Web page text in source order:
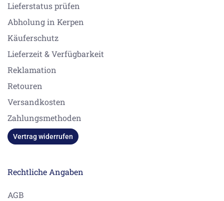
Lieferstatus prüfen
Abholung in Kerpen
Käuferschutz
Lieferzeit & Verfügbarkeit
Reklamation
Retouren
Versandkosten
Zahlungsmethoden
Vertrag widerrufen
Rechtliche Angaben
AGB